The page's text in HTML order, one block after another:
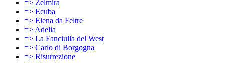
=> Zelmira
=> Ecuba
=> Elena da Feltre
=> Adelia
=> La Fanciulla del West
=> Carlo di Borgogna
=> Risurrezione